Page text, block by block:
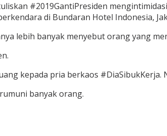
#2019GantiPresiden
di Bundaran Hotel Indonesia,
lebih banyak menyebut orang yang
kepada pria berkaos
banyak orang.